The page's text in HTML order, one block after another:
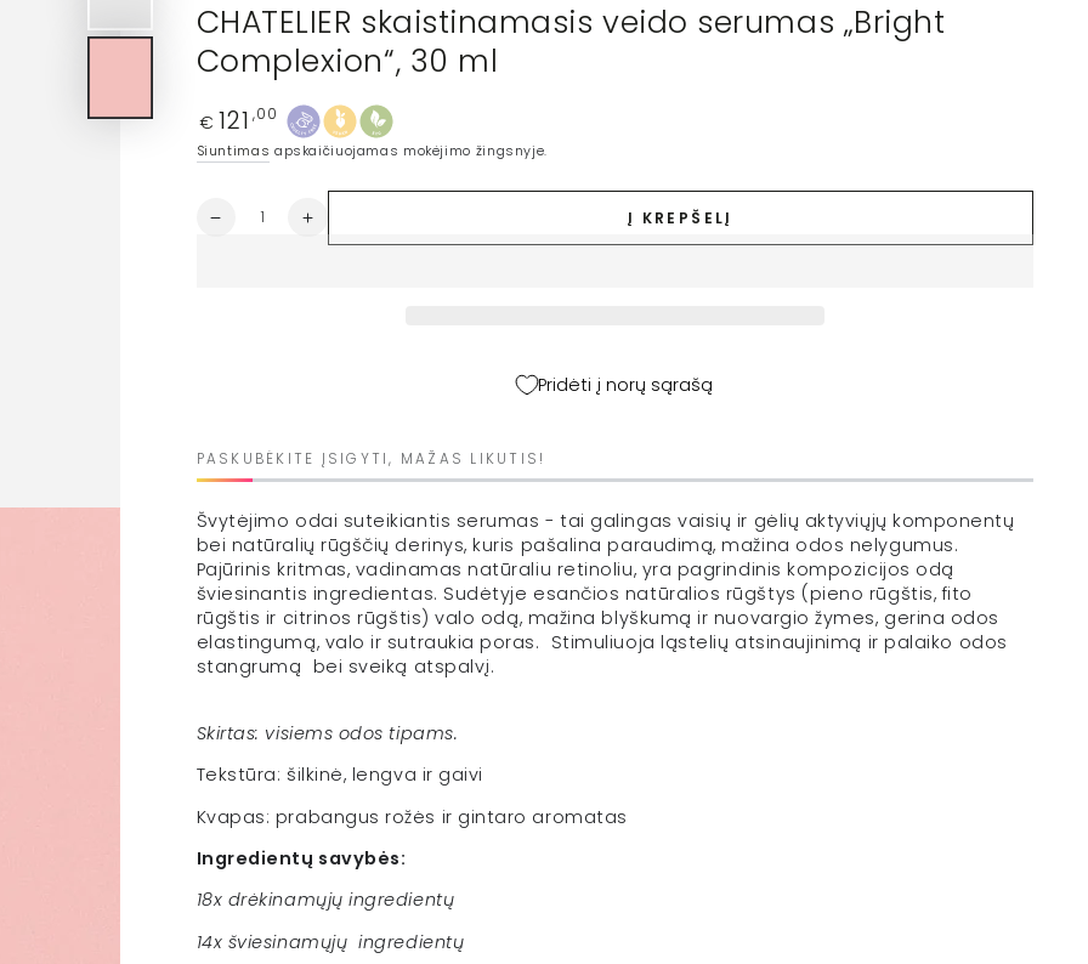
CHATELIER skaistinamasis veido serumas „Bright
Complexion“, 30 ml
Įprasta
kaina
€ 121 ,00
Siuntimas apskaičiuojamas mokėjimo žingsnyje.
Kiekis
Sumažinti
Padidinti
CHATELIER
Į KREPŠELĮ
Pridėti į norų sąrašą
PASKUBĖKITE ĮSIGYTI, MAŽAS LIKUTIS!
Švytėjimo odai suteikiantis serumas - tai galingas vaisių ir gėlių aktyviųjų komponentų
bei natūralių rūgščių derinys, kuris pašalina paraudimą, mažina odos nelygumus.
Pajūrinis kritmas, vadinamas natūraliu retinoliu, yra pagrindinis kompozicijos odą
šviesinantis ingredientas. Sudėtyje esančios natūralios rūgštys (pieno rūgštis, fito
rūgštis ir citrinos rūgštis) valo odą, mažina blyškumą ir nuovargio žymes, gerina odos
elastingumą, valo ir sutraukia poras. Stimuliuoja ląstelių atsinaujinimą ir palaiko odos
stangrumą bei sveiką atspalvį.
Skirtas: visiems odos tipams.
Tekstūra: šilkinė, lengva ir gaivi
Kvapas: prabangus rožės ir gintaro aromatas
Ingredientų savybės:
18x drėkinamųjų ingredientų
14x šviesinamųjų ingredientų